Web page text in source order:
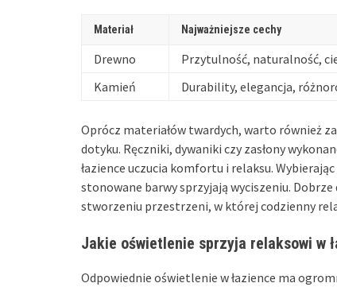
Materiał Najważniejsze cechy
Drewno Przytulność, naturalność,
Kamień
Durability, elegancja,
Oprócz materiałów twardych, warto również
dotyku. Ręczniki, dywaniki czy zasłony
łazience uczucia komfortu i relaksu.
stonowane barwy sprzyjają wyciszeniu.
stworzeniu przestrzeni, w której codzienny
Jakie oświetlenie sprzyja relaksowi w
Odpowiednie oświetlenie w łazience ma